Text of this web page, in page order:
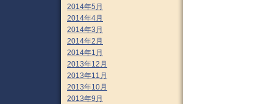
2014年5月
2014年4月
2014年3月
2014年2月
2014年1月
2013年12月
2013年11月
2013年10月
2013年9月